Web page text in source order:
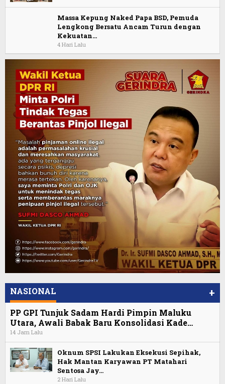
Massa Kepung Naked Papa BSD, Pemuda
Lengkong Bersatu Ancam Turun dengan
Kekuatan…
4 Hari Lalu
NASIONAL +
PP GPI Tunjuk Sadam Hardi Pimpin Maluku
Utara, Awali Babak Baru Konsolidasi Kade…
14 Jam Lalu
Oknum SPSI Lakukan Eksekusi Sepihak,
Hak Mantan Karyawan PT Matahari
Sentosa Jay…
2 Hari Lalu